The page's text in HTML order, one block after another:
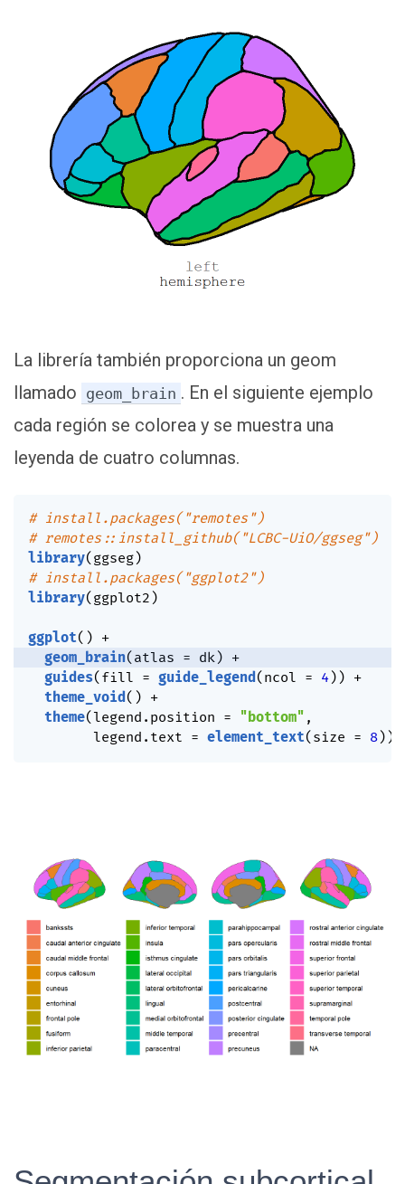
La librería también proporciona un geom
llamado geom_brain . En el siguiente ejemplo
cada región se colorea y se muestra una
leyenda de cuatro columnas.
# install.packages("remotes")
# remotes::install_github("LCBC-UiO/ggseg")
library( ggseg)
# install.packages("ggplot2")
library( ggplot2 )
ggplot( ) +
geom_brain( atlas = dk) +
guides( fill = guide_legend( ncol = 4) ) +
theme_void( ) +
theme( legend.position = "bottom" ,
        legend.text
= element_text( size = 8) )